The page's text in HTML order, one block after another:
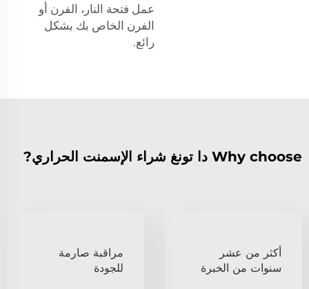
عمل فتحة النار، الفرن أو
الفرن الخاص بك بشكل
رائع.
Why choose دا تونغ شراء الإسمنت الحراري?
أكثر من عشر
سنوات من الخبرة
مراقبة صارمة
للجودة